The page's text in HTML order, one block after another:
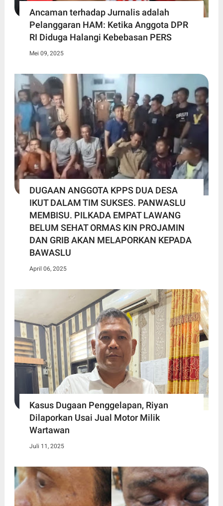
Ancaman terhadap Jurnalis adalah
Pelanggaran HAM: Ketika Anggota DPR
RI Diduga Halangi Kebebasan PERS
Mei 09, 2025
DUGAAN ANGGOTA KPPS DUA DESA
IKUT DALAM TIM SUKSES. PANWASLU
MEMBISU. PILKADA EMPAT LAWANG
BELUM SEHAT ORMAS KIN PROJAMIN
DAN GRIB AKAN MELAPORKAN KEPADA
BAWASLU
April 06, 2025
Kasus Dugaan Penggelapan, Riyan
Dilaporkan Usai Jual Motor Milik
Wartawan
Juli 11, 2025